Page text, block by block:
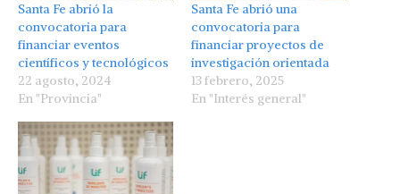
Santa Fe abrió la
convocatoria para
financiar eventos
científicos y tecnológicos
22 agosto, 2024
En "Provincia"
Santa Fe abrió una
convocatoria para
financiar proyectos de
investigación orientada
13 febrero, 2025
En "Interés general"